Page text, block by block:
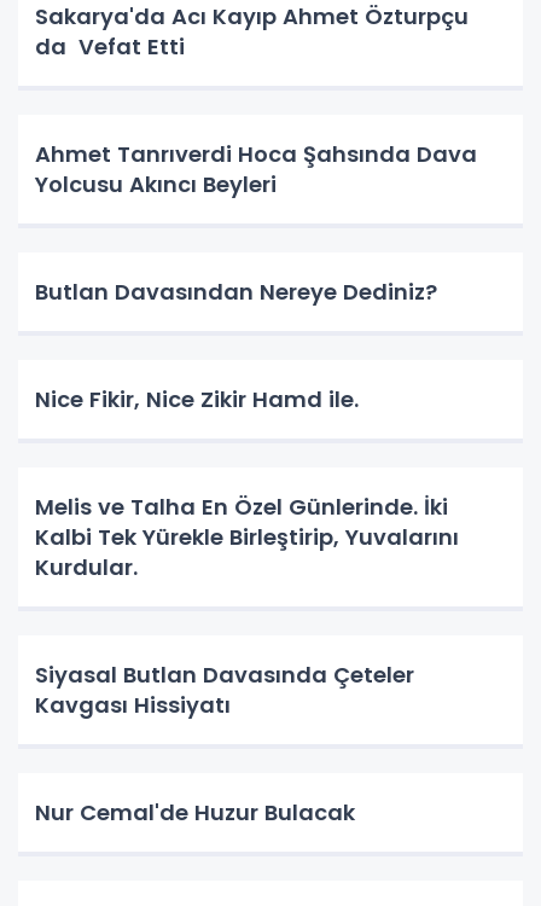
Sakarya'da Acı Kayıp Ahmet Özturpçu
da Vefat Etti
Ahmet Tanrıverdi Hoca Şahsında Dava
Yolcusu Akıncı Beyleri
Butlan Davasından Nereye Dediniz?
Nice Fikir, Nice Zikir Hamd ile.
Melis ve Talha En Özel Günlerinde. İki
Kalbi Tek Yürekle Birleştirip, Yuvalarını
Kurdular.
Siyasal Butlan Davasında Çeteler
Kavgası Hissiyatı
Nur Cemal'de Huzur Bulacak